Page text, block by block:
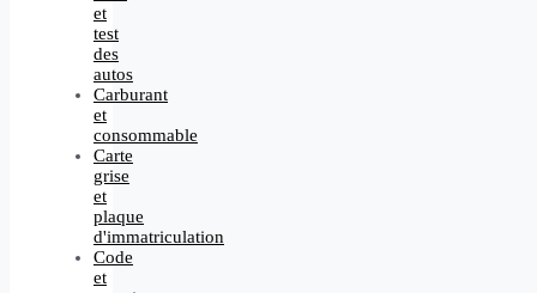
et
test
des
autos
Carburant
et
consommable
Carte
grise
et
plaque
d'immatriculation
Code
et